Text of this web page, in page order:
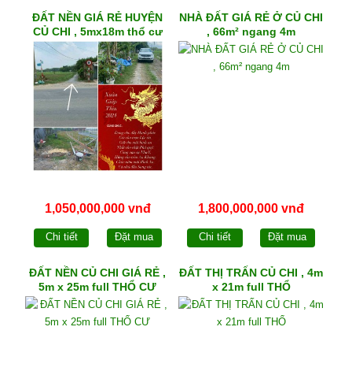
ĐẤT NỀN GIÁ RẺ HUYỆN
CỦ CHI , 5mx18m thổ cư
90m²
1,050,000,000 vnđ
Chi tiết Đặt mua
NHÀ ĐẤT GIÁ RẺ Ở CỦ CHI
, 66m² ngang 4m
1,800,000,000 vnđ
Chi tiết Đặt mua
ĐẤT NỀN CỦ CHI GIÁ RẺ ,
5m x 25m full THỔ CƯ
ĐẤT THỊ TRẤN CỦ CHI , 4m
x 21m full THỔ